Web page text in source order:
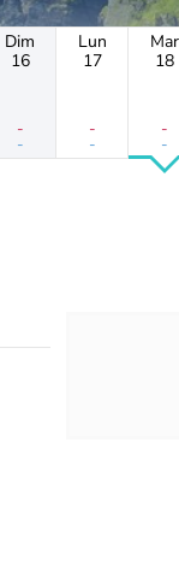
Dim
16
-
-
Lun
17
-
-
Mar
18
-
-